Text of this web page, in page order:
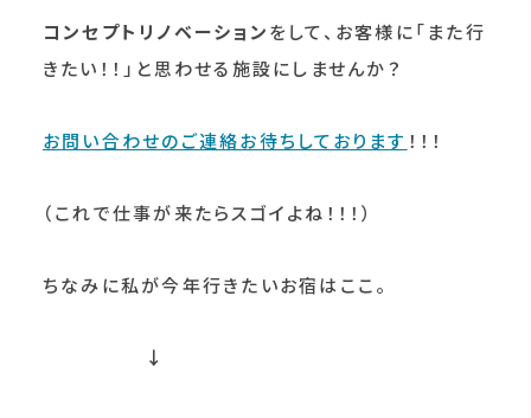
コンセプトリノベーションをして、お客様に「また行
きたい！！」と思わせる施設にしませんか？
お問い合わせのご連絡お待ちしております ！！！
（これで仕事が来たらスゴイよね！！！）
ちなみに私が今年行きたいお宿はここ。
↓